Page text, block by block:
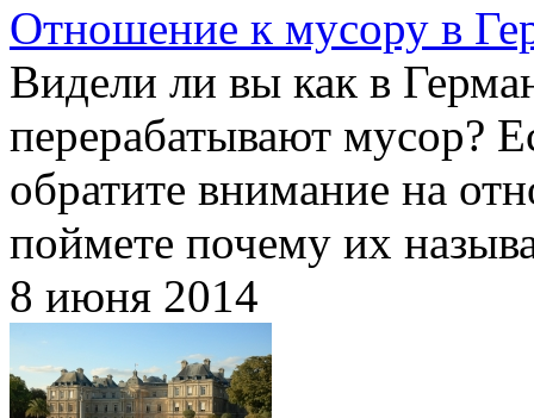
Отношение к мусору в
Видели ли вы как в
перерабатывают мусор?
обратите внимание на
поймете почему их
8 июня 2014